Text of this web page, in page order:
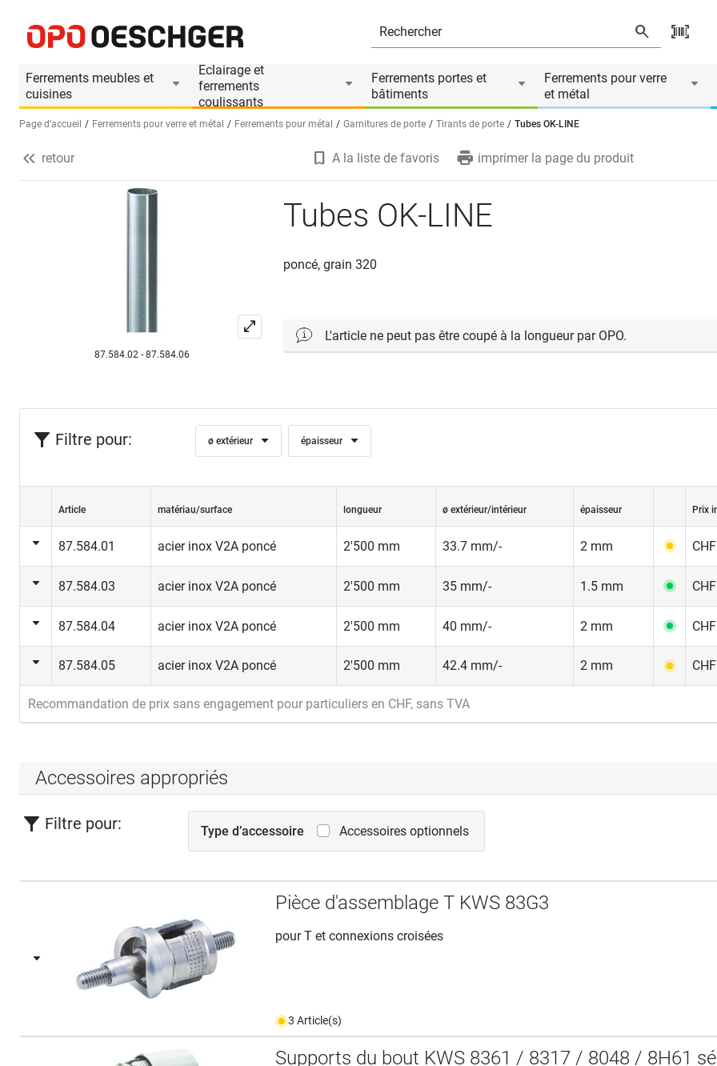
Ferrements meubles et
cuisines
Eclairage et
ferrements
coulissants
Ferrements portes et
bâtiments
Ferrements pour verre
et métal
Sélectionnez une langue (FR)
Page d’accueil Ferrements pour verre et métal Ferrements pour métal Garnitures de porte Tirants de porte Tubes OK-LINE
Informations produit
Accessoires appropriés Le produit est accessoire de
retour A la liste de favoris imprimer la page du produit
87.584.02 - 87.584.06
Tubes OK-LINE
poncé, grain 320
L'article ne peut pas être coupé à la longueur par OPO.
Filtre pour: ø extérieur épaisseur
Article matériau/surface longueur ø extérieur/intérieur épaisseur Prix
87.584.01 acier inox V2A poncé 2'500 mm 33.7 mm/- 2 mm
87.584.03 acier inox V2A poncé 2'500 mm 35 mm/- 1.5 mm
87.584.04 acier inox V2A poncé 2'500 mm 40 mm/- 2 mm
87.584.05 acier inox V2A poncé 2'500 mm 42.4 mm/- 2 mm
Recommandation de prix sans engagement pour particuliers en CHF, sans TVA
Accessoires appropriés
Filtre pour: Type d’accessoire Accessoires optionnels
Pièce d'assemblage T KWS 83G3
pour T et connexions croisées
3 Article(s)
Supports du bout KWS 8361 / 8317 / 8048 / 8H61